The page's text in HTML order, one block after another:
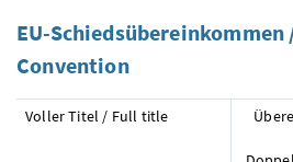
EU-Schiedsübereinkommen
Convention
Voller Titel / Full title